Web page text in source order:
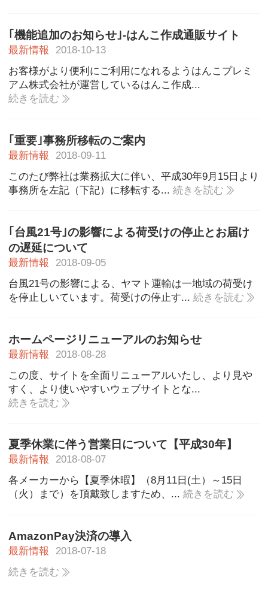
｢機能追加のお知らせ｣-はんこ作成通販サイト
最新情報
2018-10-13
お客様がより便利にご利用になれるようはんこプレミ
アム株式会社が運営しているはんこ作成...
続きを読む
｢重要｣事務所移転のご案内
最新情報
2018-09-11
このたび弊社は業務拡大に伴い、平成30年9月15日より
事務所を左記（下記）に移転する...続きを読む
｢台風21号｣の影響による荷受けの停止とお届け
の遅延について
最新情報
2018-09-05
台風21号の影響による、ヤマト運輸は一地域の荷受け
を停止しいています。荷受けの停止す...続きを読む
ホームページリニューアルのお知らせ
最新情報
2018-08-28
この度、サイトを全面リニューアルいたし、より見や
すく、より使いやすいウェブサイトとな...
続きを読む
夏季休業に伴う営業日について【平成30年】
最新情報
2018-08-07
各メーカーから【夏季休暇】（8月11日(土）～15日
（火）まで）を頂戴致しますため、...続きを読む
AmazonPay決済の導入
最新情報
2018-07-18
続きを読む